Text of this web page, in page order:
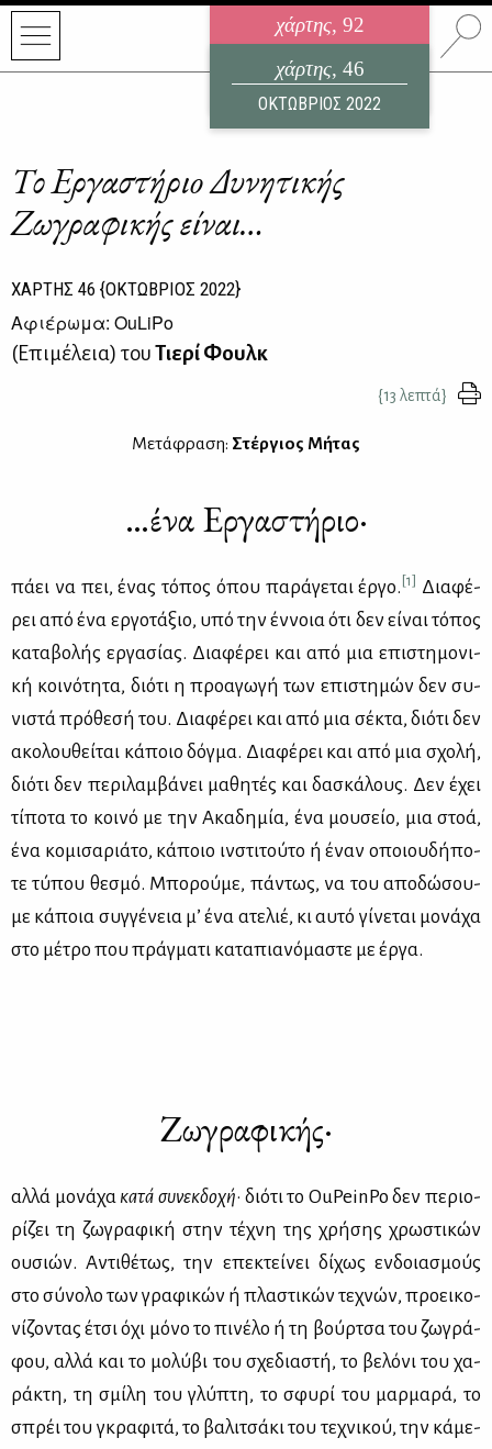
χάρτης, 92
ηλεκτρονικό περιοδικό
ΑΥΓΟΥΣΤΟΣ 2026
χάρτης, 46
ΟΚΤΩΒΡΙΟΣ 2022
Το Εργαστήριo Δυνητικής
Ζωγραφικής είναι…
ΧΑΡΤΗΣ 46 {ΟΚΤΩΒΡΙΟΣ 2022}
Αφιέρωμα: ΟuLiPo
(Επιμέλεια) τουΤιερί Φουλκ
{13 λεπτά}
Μετάφραση: Στέργιος Μήτας
…ένα Εργαστήριο·
πά­ει να πει, ένας τό­πος όπου πα­ρά­γε­ται έρ­γο. [1] Δια­φέ­
ρει από ένα ερ­γο­τά­ξιο, υπό την έν­νοια ότι δεν εί­ναι τό­πος
κα­τα­βο­λής ερ­γα­σί­ας. Δια­φέ­ρει και από μια επι­στη­μο­νι­
κή κοι­νό­τη­τα, διό­τι η προ­α­γω­γή των επι­στη­μών δεν συ­
νι­στά πρό­θε­σή του. Δια­φέ­ρει και από μια σέ­κτα, διό­τι δεν
ακο­λου­θεί­ται κά­ποιο δόγ­μα. Δια­φέ­ρει και από μια σχο­λή,
διό­τι δεν πε­ρι­λαμ­βά­νει μα­θη­τές και δα­σκά­λους. Δεν έχει
τί­πο­τα το κοι­νό με την Ακα­δη­μία, ένα μου­σείο, μια στοά,
ένα κο­μι­σα­ριά­το, κά­ποιο ιν­στι­τού­το ή έναν οποιου­δή­πο­
τε τύ­που θε­σμό. Μπο­ρού­με, πά­ντως, να του απο­δώ­σου­
με κά­ποια συγ­γέ­νεια μ’ ένα ατε­λιέ, κι αυ­τό γί­νε­ται μο­νά­χα
στο μέ­τρο που πράγ­μα­τι κα­τα­πια­νό­μα­στε με έρ­γα.
Ζωγραφικής·
αλ­λά μο­νά­χα κα­τά συ­νεκ­δο­χή· διό­τι το OuPeinPo δεν πε­ριο­
ρί­ζει τη ζω­γρα­φι­κή στην τέ­χνη της χρή­σης χρω­στι­κών
ου­σιών. Αντι­θέ­τως, την επε­κτεί­νει δί­χως εν­δοια­σμούς
στο σύ­νο­λο των γρα­φι­κών ή πλα­στι­κών τε­χνών, προει­κο­
νί­ζο­ντας έτσι όχι μό­νο το πι­νέ­λο ή τη βούρ­τσα του ζω­γρά­
φου, αλ­λά και το μο­λύ­βι του σχε­δια­στή, το βε­λό­νι του χα­
ρά­κτη, τη σμί­λη του γλύ­πτη, το σφυ­ρί του μαρ­μα­ρά, το
σπρέι του γκρα­φι­τά, τo βα­λι­τσά­κι του τε­χνι­κού, την κά­με­